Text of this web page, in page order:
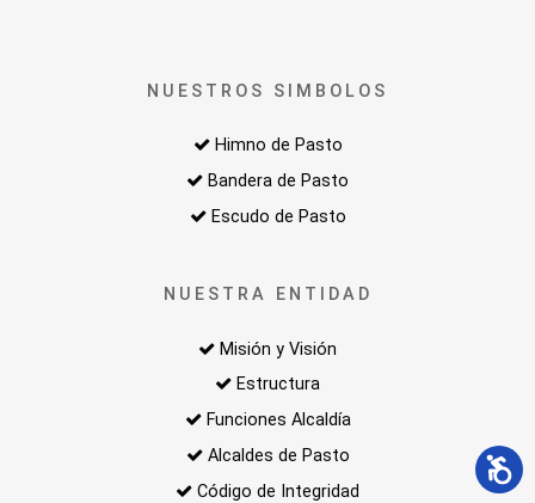
NUESTROS SIMBOLOS
Himno de Pasto
Bandera de Pasto
Escudo de Pasto
NUESTRA ENTIDAD
Misión y Visión
Estructura
Funciones Alcaldía
Alcaldes de Pasto
Código de Integridad